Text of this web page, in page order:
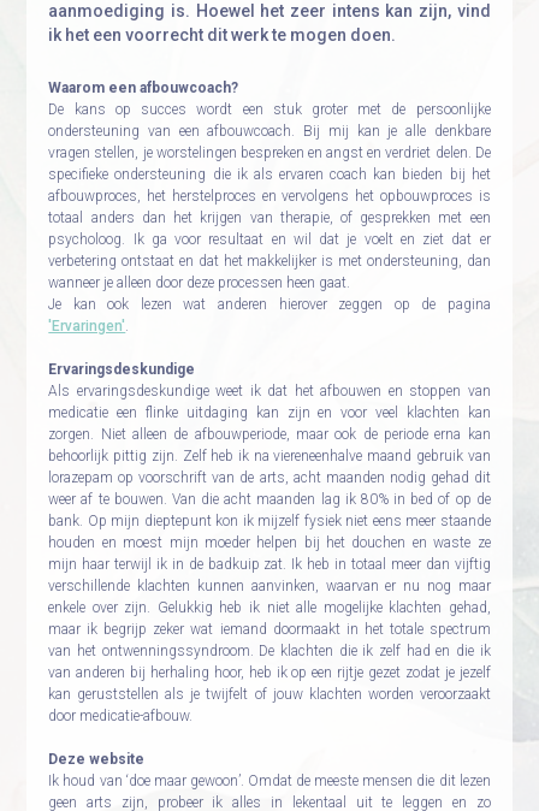
aanmoediging is. Hoewel het zeer intens kan zijn, vind
ik het een voorrecht dit werk te mogen doen.
Waarom een afbouwcoach?
De kans op succes wordt een stuk groter met de persoonlijke
ondersteuning van een afbouwcoach. Bij mij kan je alle denkbare
vragen stellen, je worstelingen bespreken en angst en verdriet delen. De
specifieke ondersteuning die ik als ervaren coach kan bieden bij het
afbouwproces, het herstelproces en vervolgens het opbouwproces is
totaal anders dan het krijgen van therapie, of gesprekken met een
psycholoog. Ik ga voor resultaat en wil dat je voelt en ziet dat er
verbetering ontstaat en dat het makkelijker is met ondersteuning, dan
wanneer je alleen door deze processen heen gaat.
Je kan ook lezen wat anderen hierover zeggen op de pagina
'Ervaringen'.
Ervaringsdeskundige
Als ervaringsdeskundige weet ik dat het afbouwen en stoppen van
medicatie een flinke uitdaging kan zijn en voor veel klachten kan
zorgen. Niet alleen de afbouwperiode, maar ook de periode erna kan
behoorlijk pittig zijn. Zelf heb ik na viereneenhalve maand gebruik van
lorazepam op voorschrift van de arts, acht maanden nodig gehad dit
weer af te bouwen. Van die acht maanden lag ik 80% in bed of op de
bank. Op mijn dieptepunt kon ik mijzelf fysiek niet eens meer staande
houden en moest mijn moeder helpen bij het douchen en waste ze
mijn haar terwijl ik in de badkuip zat. Ik heb in totaal meer dan vijftig
verschillende klachten kunnen aanvinken, waarvan er nu nog maar
enkele over zijn. Gelukkig heb ik niet alle mogelijke klachten gehad,
maar ik begrijp zeker wat iemand doormaakt in het totale spectrum
van het ontwenningssyndroom. De klachten die ik zelf had en die ik
van anderen bij herhaling hoor, heb ik op een rijtje gezet zodat je jezelf
kan geruststellen als je twijfelt of jouw klachten worden veroorzaakt
door medicatie-afbouw.
Deze website
Ik houd van ‘doe maar gewoon’. Omdat de meeste mensen die dit lezen
geen arts zijn, probeer ik alles in lekentaal uit te leggen en zo